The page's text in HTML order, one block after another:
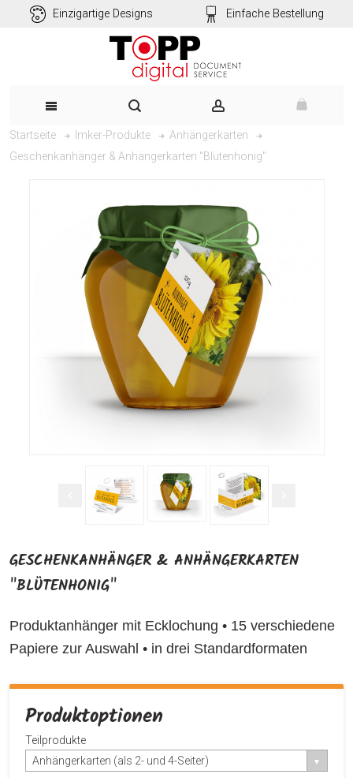
Einzigartige Designs Einfache Bestellung
Startseite Imker-Produkte
Anhängerkarten
Geschenkanhänger & Anhängerkarten "Blütenhonig"
GESCHENKANHÄNGER & ANHÄNGERKARTEN
"BLÜTENHONIG"
Produktanhänger mit Ecklochung • 15 verschiedene
Papiere zur Auswahl • in drei Standardformaten
Produktoptionen
Teilprodukte
Anhängerkarten (als 2- und 4-Seiter)